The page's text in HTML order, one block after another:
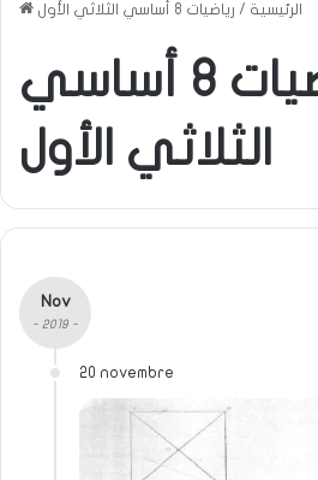
الرئيسية / رياضيات 8 أساسي الثلاثي الأول
رياضيات 8 أساسي
الثلاثي الأول
Nov
- 2019 -
20 novembre